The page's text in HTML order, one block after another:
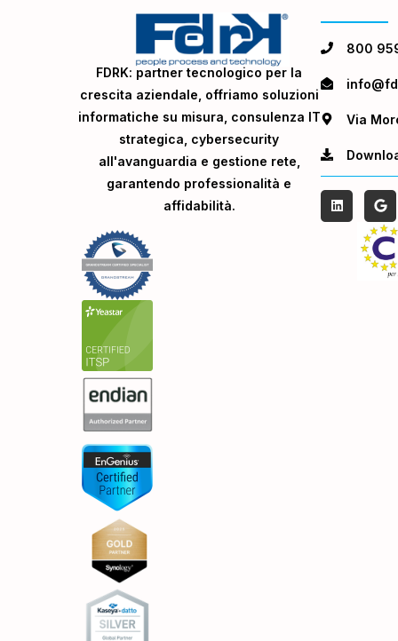
FDRK: partner tecnologico per la
crescita aziendale, offriamo soluzioni
informatiche su misura, consulenza IT
strategica, cybersecurity
all'avanguardia e gestione rete,
garantendo professionalità e
affidabilità.
800
Via